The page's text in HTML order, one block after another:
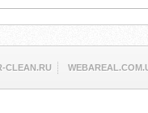
CLEAN.RU